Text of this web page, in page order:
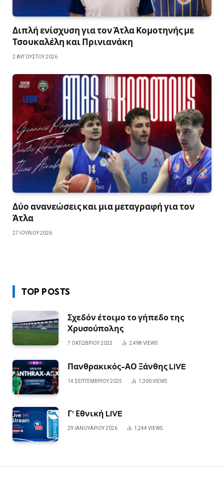
Διπλή ενίσχυση για τον Άτλα Κομοτηνής με
Τσουκαλέλη και Πρινιανάκη
2 ΑΥΓΟΎΣΤΟΥ 2026
Δύο ανανεώσεις και μια μεταγραφή για τον
Άτλα
27 ΙΟΥΛΊΟΥ 2026
TOP POSTS
Σχεδόν έτοιμο το γήπεδο της
Χρυσούπολης
7 ΟΚΤΩΒΡΊΟΥ 2025 2,498 VIEWS
Πανθρακικός-ΑΟ Ξάνθης LIVE
14 ΣΕΠΤΕΜΒΡΊΟΥ 2025 1,300VIEWS
Γ’ Εθνική LIVE
29 ΙΑΝΟΥΑΡΊΟΥ 2026 1,244 VIEWS